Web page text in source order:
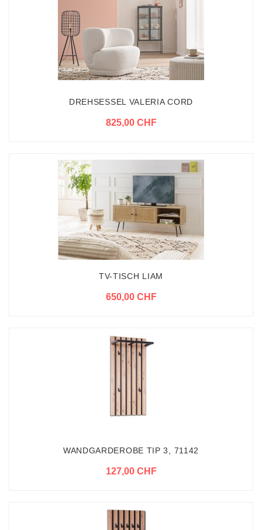
DREHSESSEL VALERIA CORD
825,00 CHF
TV-TISCH LIAM
650,00 CHF
WANDGARDEROBE TIP 3, 71142
127,00 CHF